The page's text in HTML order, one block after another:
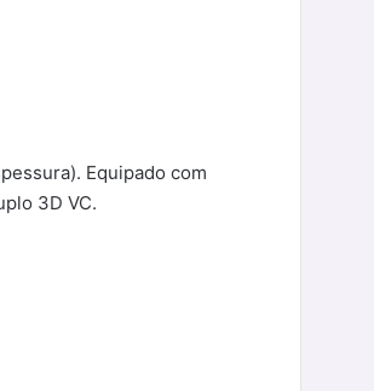
Equipado com
3D VC.